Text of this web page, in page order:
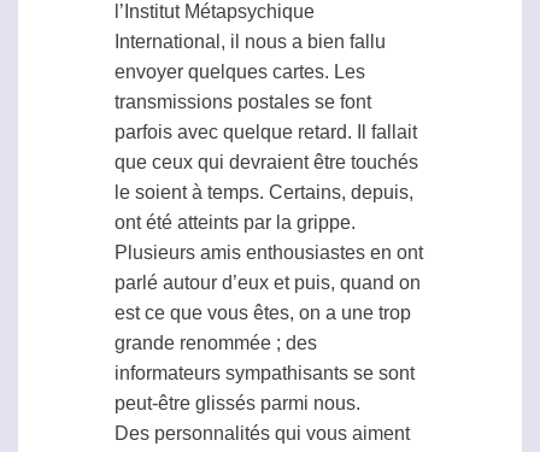
l’Institut Métapsychique
International, il nous a bien fallu
envoyer quelques cartes. Les
transmissions postales se font
parfois avec quelque retard. Il fallait
que ceux qui devraient être touchés
le soient à temps. Certains, depuis,
ont été atteints par la grippe.
Plusieurs amis enthousiastes en ont
parlé autour d’eux et puis, quand on
est ce que vous êtes, on a une trop
grande renommée ; des
informateurs sympathisants se sont
peut-être glissés parmi nous.
Des personnalités qui vous aiment